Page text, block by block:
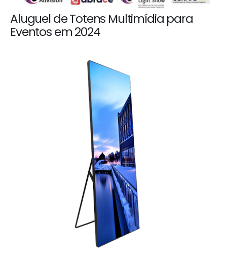
Aluguel de Totens Multimídia para
Eventos em 2024